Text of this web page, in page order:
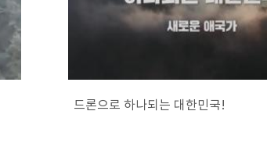
드론으로 하나되는 대한민국!